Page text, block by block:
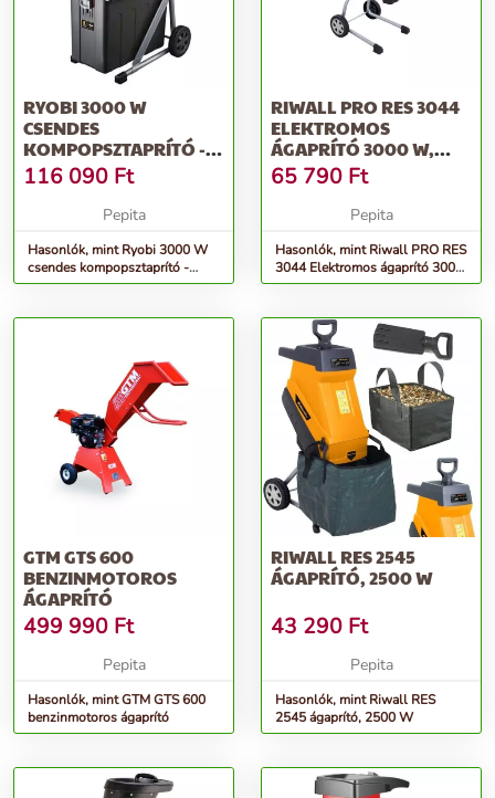
RYOBI 3000 W
CSENDES
KOMPOPSZTAPRÍTÓ -
RSH3045U
116 090 Ft
Pepita
Hasonlók, mint Ryobi 3000 W
csendes kompopsztaprító -
RSH3045U
RIWALL PRO RES 3044
ELEKTROMOS
ÁGAPRÍTÓ 3000 W,
ÁGÁTMÉRŐ 44 MM
65 790 Ft
Pepita
Hasonlók, mint Riwall PRO RES
3044 Elektromos ágaprító 3000
W, ágátmérő 44 mm
GTM GTS 600
BENZINMOTOROS
ÁGAPRÍTÓ
499 990 Ft
Pepita
Hasonlók, mint GTM GTS 600
benzinmotoros ágaprító
RIWALL RES 2545
ÁGAPRÍTÓ, 2500 W
43 290 Ft
Pepita
Hasonlók, mint Riwall RES
2545 ágaprító, 2500 W